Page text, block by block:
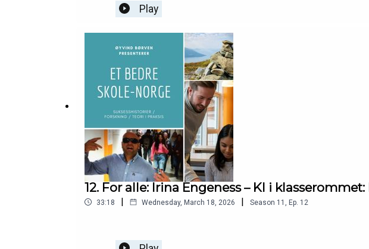
Play
12. For alle: Irina Engeness – KI i
33:18 | Wednesday, March 18, 2026 | Season 11 Ep. 12